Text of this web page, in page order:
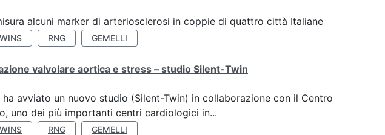
alcuni marker di arteriosclerosi in coppie di quattro città Italiane
RNG GEMELLI
valvolare aortica e stress – studio Silent-Twin
ha avviato un nuovo studio (Silent-Twin) in collaborazione con il Centro
uno dei più importanti centri cardiologici in...
RNG GEMELLI